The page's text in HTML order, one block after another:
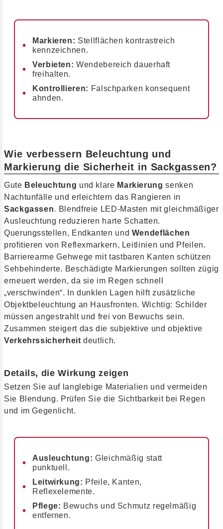
Markieren: Stellflächen kontrastreich
kennzeichnen.
Verbieten: Wendebereich dauerhaft
freihalten.
Kontrollieren: Falschparken konsequent
ahnden.
Wie verbessern Beleuchtung und
Markierung die Sicherheit in Sackgassen?
Gute Beleuchtung und klare Markierung senken
Nachtunfälle und erleichtern das Rangieren in
Sackgassen. Blendfreie LED-Masten mit gleichmäßiger
Ausleuchtung reduzieren harte Schatten.
Querungsstellen, Endkanten und Wendeflächen
profitieren von Reflexmarkern, Leitlinien und Pfeilen.
Barrierearme Gehwege mit tastbaren Kanten schützen
Sehbehinderte. Beschädigte Markierungen sollten zügig
erneuert werden, da sie im Regen schnell
„verschwinden“. In dunklen Lagen hilft zusätzliche
Objektbeleuchtung an Hausfronten. Wichtig: Schilder
müssen angestrahlt und frei von Bewuchs sein.
Zusammen steigert das die subjektive und objektive
Verkehrssicherheit deutlich.
Details, die Wirkung zeigen
Setzen Sie auf langlebige Materialien und vermeiden
Sie Blendung. Prüfen Sie die Sichtbarkeit bei Regen
und im Gegenlicht.
Ausleuchtung: Gleichmäßig statt
punktuell.
Leitwirkung: Pfeile, Kanten,
Reflexelemente.
Pflege: Bewuchs und Schmutz regelmäßig
entfernen.